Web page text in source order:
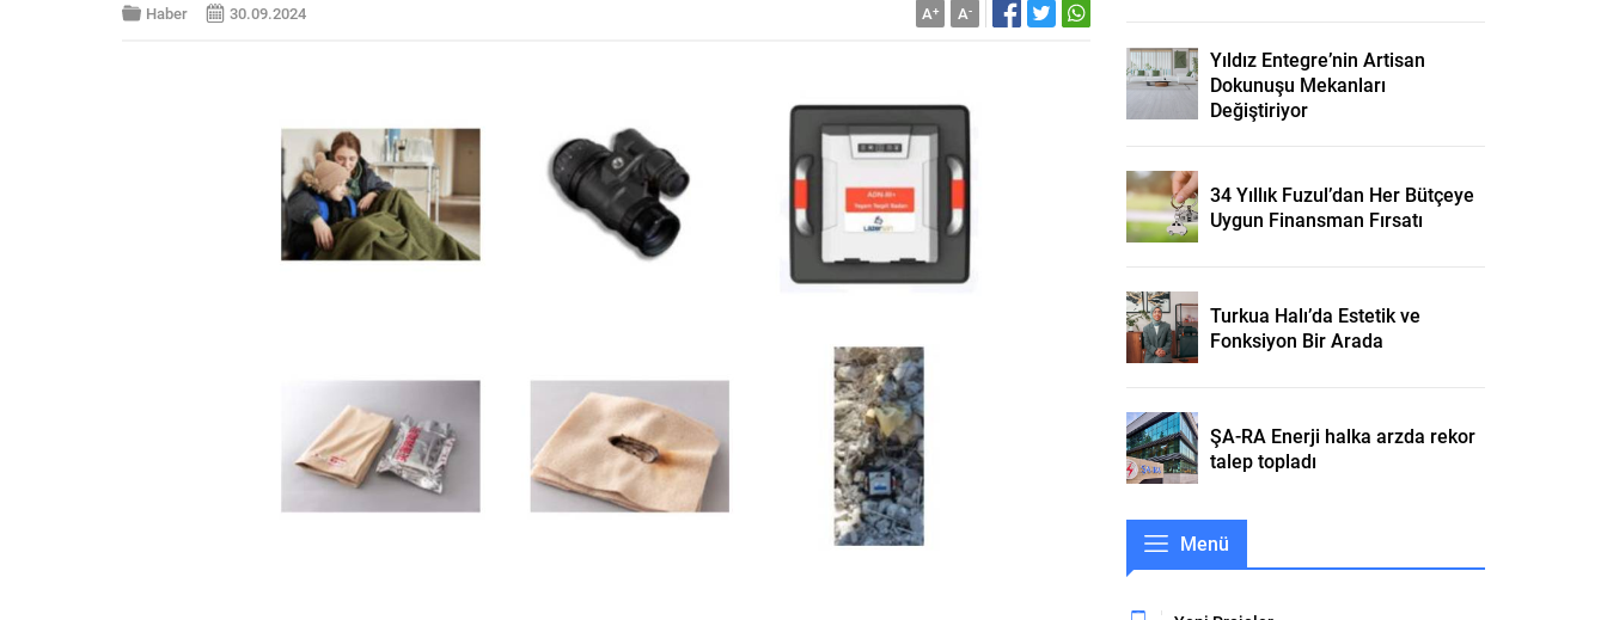
Haber 30.09.2024 A+ A-
Yıldız Entegre’nin Artisan
Dokunuşu Mekanları
Değiştiriyor
34 Yıllık Fuzul’dan Her Bütçeye
Uygun Finansman Fırsatı
Turkua Halı’da Estetik ve
Fonksiyon Bir Arada
ŞA-RA Enerji halka arzda rekor
talep topladı
Menü